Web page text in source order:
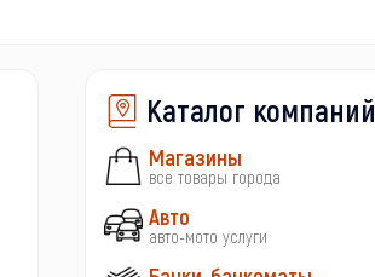
Каталог компаний
Магазины
все товары города
Авто
авто-мото услуги